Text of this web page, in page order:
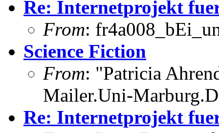
Re: Internetprojekt
From:
Science Fiction
From: "Patricia
Mailer.Uni-
Re: Internetprojekt